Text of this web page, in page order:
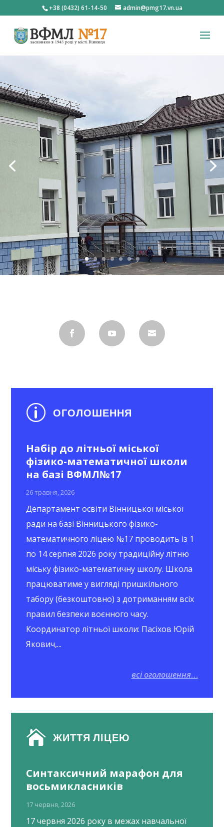
+38 (0432) 61-14-50 admin@pmg17.vn.ua
p ОГОЛОШЕННЯ
Набір до літньої міської
фізико-математичної школи
на базі ВФМЛ№17
26 травня, 2026
Департамент освіти Вінницької міської
ради на базі Вінницького фізико-
математичного ліцею №17 проводить із 1
по 14 серпня 2026 року традиційну літню
міську фізико-математичну школу. Школа
працюватиме у вигляді пришкільного
табору (безкоштовно) з дотриманням всіх
правил безпеки воєнного часу.
Координатор літньої школи: Пасіхов Юрій
Якович,...
всі оголошення…
 ЖИТТЯ ЛІЦЕЮ
Синтаксичний марафон для
восьмикласників
17 червня, 2026
17 червня 2026 року в межах навчальної